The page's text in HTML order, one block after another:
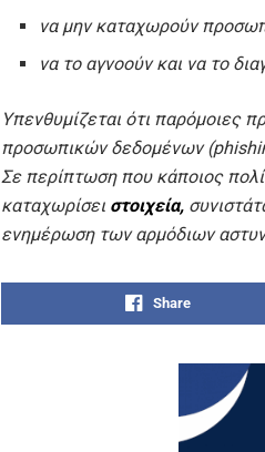
να μην καταχωρούν
να το αγνοούν και να το
Υπενθυμίζεται ότι παρόμοιες
προσωπικών δεδομένων
Σε περίπτωση που κάποιος
καταχωρίσει στοιχεία, συνιστάτ
ενημέρωση των αρμόδιων
Share